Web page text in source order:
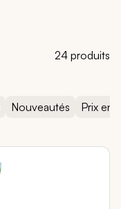
24 produits
Nouveautés Prix en